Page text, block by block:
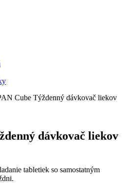
Cube Týždenný dávkovač liekov
dávkovač liekov
tabletiek so samostatným